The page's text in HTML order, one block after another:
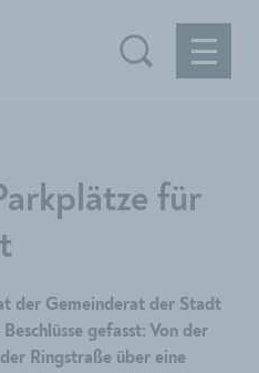
für
der Gemeinderat der Stadt
gefasst: Von der
Ringstraße über eine